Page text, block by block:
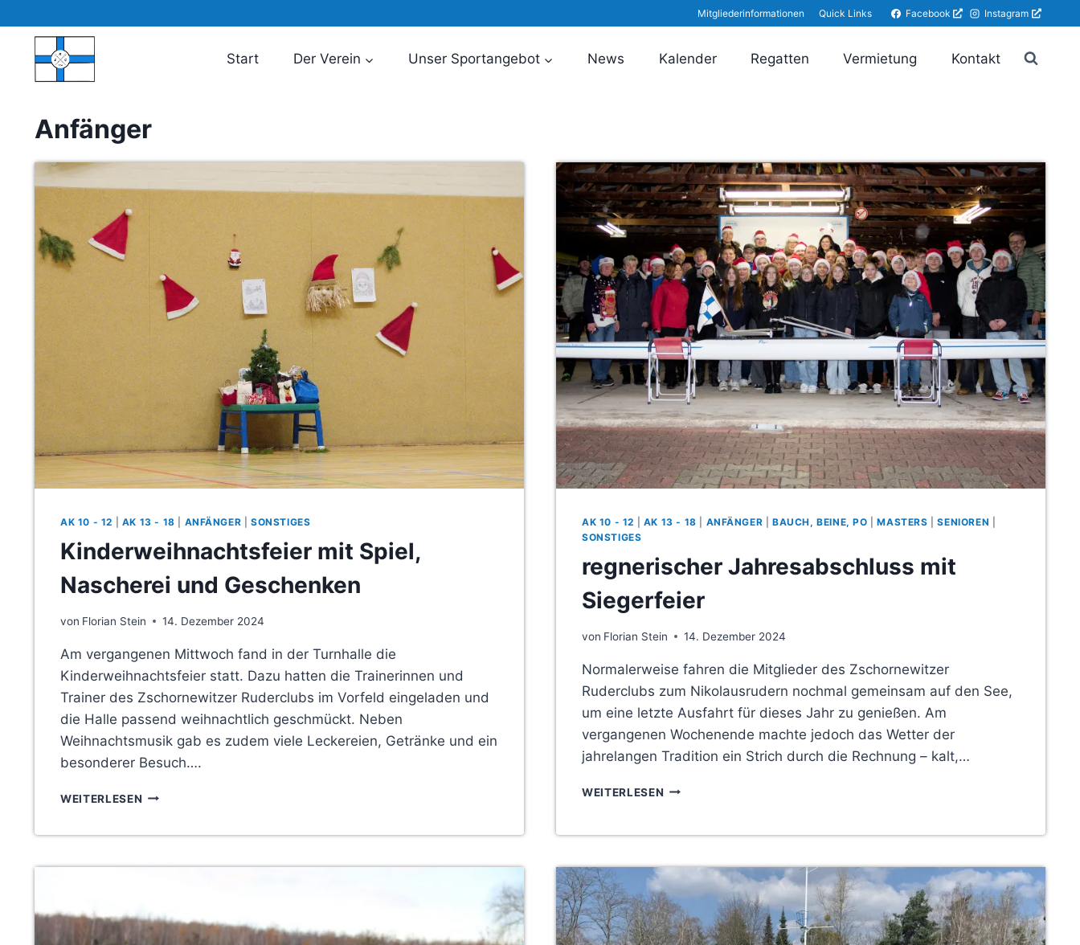
Inhalt
springen
Mitgliederinformationen Quick Links Facebook Instagram
Start Der Verein Unser Sportangebot News Kalender Regatten Vermietung Kontakt
Anfänger
AK 10 - 12 AK 13 - 18 ANFÄNGER |SONSTIGES
Kinderweihnachtsfeier mit Spiel,
Nascherei und Geschenken
von Florian Stein 14. Dezember 2024
Am vergangenen Mittwoch fand in der Turnhalle die
Kinderweihnachtsfeier statt. Dazu hatten die Trainerinnen und
Trainer des Zschornewitzer Ruderclubs im Vorfeld eingeladen und
die Halle passend weihnachtlich geschmückt. Neben
Weihnachtsmusik gab es zudem viele Leckereien, Getränke und ein
besonderer Besuch….
WEITERLESEN KINDERWEIHNACHTSFEIER
AK 10 - 12 AK 13 - 18 ANFÄNGER |BAUCH, BEINE, PO |MASTERS |SENIOREN
SONSTIGES
regnerischer Jahresabschluss mit
Siegerfeier
von Florian Stein 14. Dezember 2024
Normalerweise fahren die Mitglieder des Zschornewitzer
Ruderclubs zum Nikolausrudern nochmal gemeinsam auf den See,
um eine letzte Ausfahrt für dieses Jahr zu genießen. Am
vergangenen Wochenende machte jedoch das Wetter der
jahrelangen Tradition ein Strich durch die Rechnung – kalt,…
WEITERLESEN REGNERISCHER
SIEGERFEIER